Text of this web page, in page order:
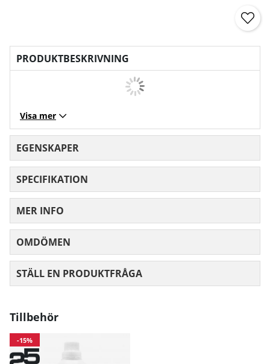
PRODUKTBESKRIVNING
Visa mer
EGENSKAPER
SPECIFIKATION
MER INFO
OMDÖMEN
STÄLL EN PRODUKTFRÅGA
Tillbehör
-15%